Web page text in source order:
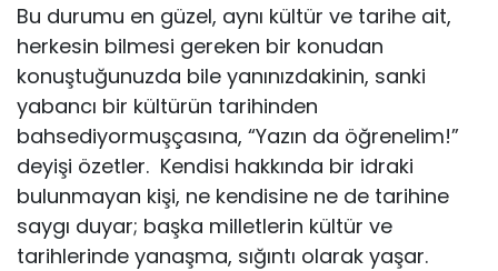
Bu durumu en güzel, aynı kültür ve tarihe ait,
herkesin bilmesi gereken bir konudan
konuştuğunuzda bile yanınızdakinin, sanki
yabancı bir kültürün tarihinden
bahsediyormuşçasına, “Yazın da öğrenelim!”
deyişi özetler. Kendisi hakkında bir idraki
bulunmayan kişi, ne kendisine ne de tarihine
saygı duyar; başka milletlerin kültür ve
tarihlerinde yanaşma, sığıntı olarak yaşar.